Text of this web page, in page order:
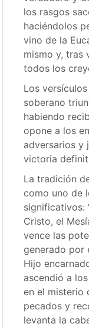
los rasgos
haciéndolos
vino de la
mismo y, tras
todos los
Los
soberano
habiendo
opone a los
adversarios y
victoria
La tradición
como uno de
significativos:
Cristo, el
vence las
generado por
Hijo
ascendió a
en el misterio
pecados y
levanta la